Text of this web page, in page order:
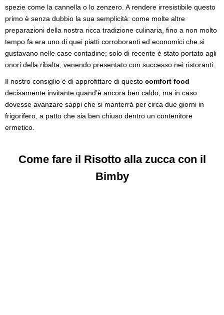
spezie come la cannella o lo zenzero. A rendere irresistibile questo
primo è senza dubbio la sua semplicità: come molte altre
preparazioni della nostra ricca tradizione culinaria, fino a non molto
tempo fa era uno di quei piatti corroboranti ed economici che si
gustavano nelle case contadine; solo di recente è stato portato agli
onori della ribalta, venendo presentato con successo nei ristoranti.
Il nostro consiglio è di approfittare di questo comfort food
decisamente invitante quand’è ancora ben caldo, ma in caso
dovesse avanzare sappi che si manterrà per circa due giorni in
frigorifero, a patto che sia ben chiuso dentro un contenitore
ermetico.
Come fare il Risotto alla zucca con il
Bimby